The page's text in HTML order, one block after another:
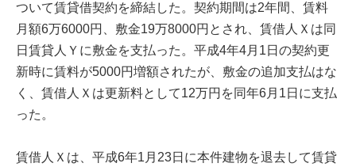
ついて賃貸借契約を締結した。契約期間は2年間、賃料
月額6万6000円、敷金19万8000円とされ、賃借人Ｘは同
日賃貸人Ｙに敷金を支払った。平成4年4月1日の契約更
新時に賃料が5000円増額されたが、敷金の追加支払はな
く、賃借人Ｘは更新料として12万円を同年6月1日に支払
った。
賃借人Ｘは、平成6年1月23日に本件建物を退去して賃貸